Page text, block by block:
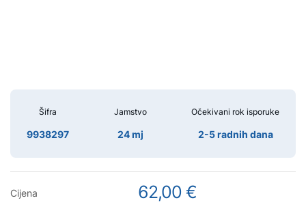
Šifra
9938297
Jamstvo
24 mj
Očekivani rok isporuke
2-5 radnih dana
Cijena 62,00 €